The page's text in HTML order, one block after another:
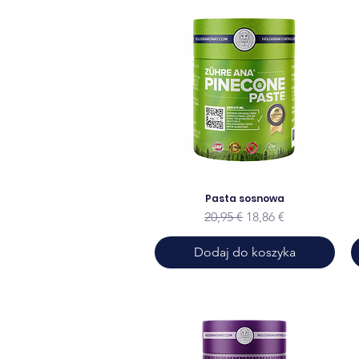
Pasta sosnowa
Regularna cena
20,95 € Cena rabatowa
18,86 €
Dodaj do koszyka